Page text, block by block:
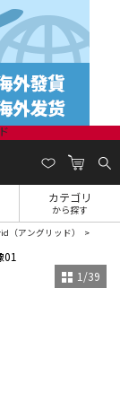
カテゴリ
から探す
（アングリッド）
1 /39